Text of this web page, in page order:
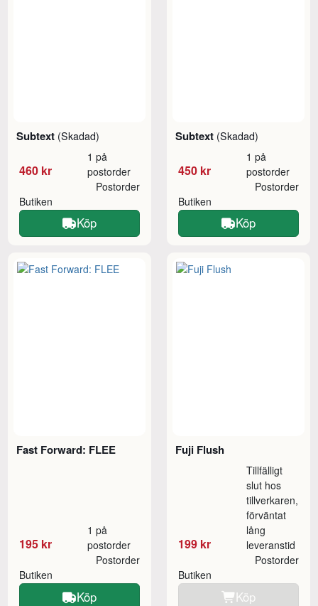
Subtext (Skadad)
460 kr
1 på
postorder
Butiken
Postorder
Köp
Subtext (Skadad)
450 kr
1 på
postorder
Butiken
Postorder
Köp
Fast Forward: FLEE
195 kr
1 på
postorder
Butiken
Postorder
Köp
Fuji Flush
199 kr
Tillfälligt
slut hos
tillverkaren,
förväntat
lång
leveranstid
Butiken
Postorder
Köp